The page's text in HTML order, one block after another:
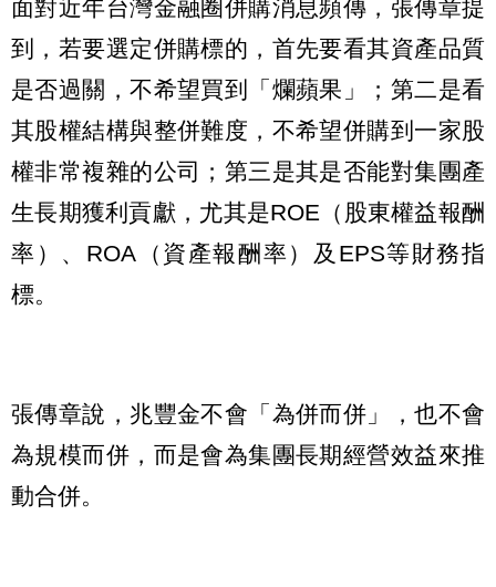
面對近年台灣金融圈併購消息頻傳，張傳章提
到，若要選定併購標的，首先要看其資產品質
是否過關，不希望買到「爛蘋果」；第二是看
其股權結構與整併難度，不希望併購到一家股
權非常複雜的公司；第三是其是否能對集團產
生長期獲利貢獻，尤其是ROE（股東權益報酬
率）、ROA（資產報酬率）及EPS等財務指
標。
張傳章說，兆豐金不會「為併而併」，也不會
為規模而併，而是會為集團長期經營效益來推
動合併。